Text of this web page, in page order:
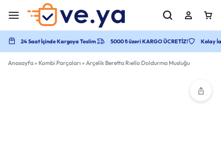
24 Saat İçinde Kargoya Teslim 5000 ₺ üzeri KARGO ÜCRETİZ! Kolay
Anasayfa» Kombi Parçaları » Arçelik Beretta Rıello Doldurma Musluğu